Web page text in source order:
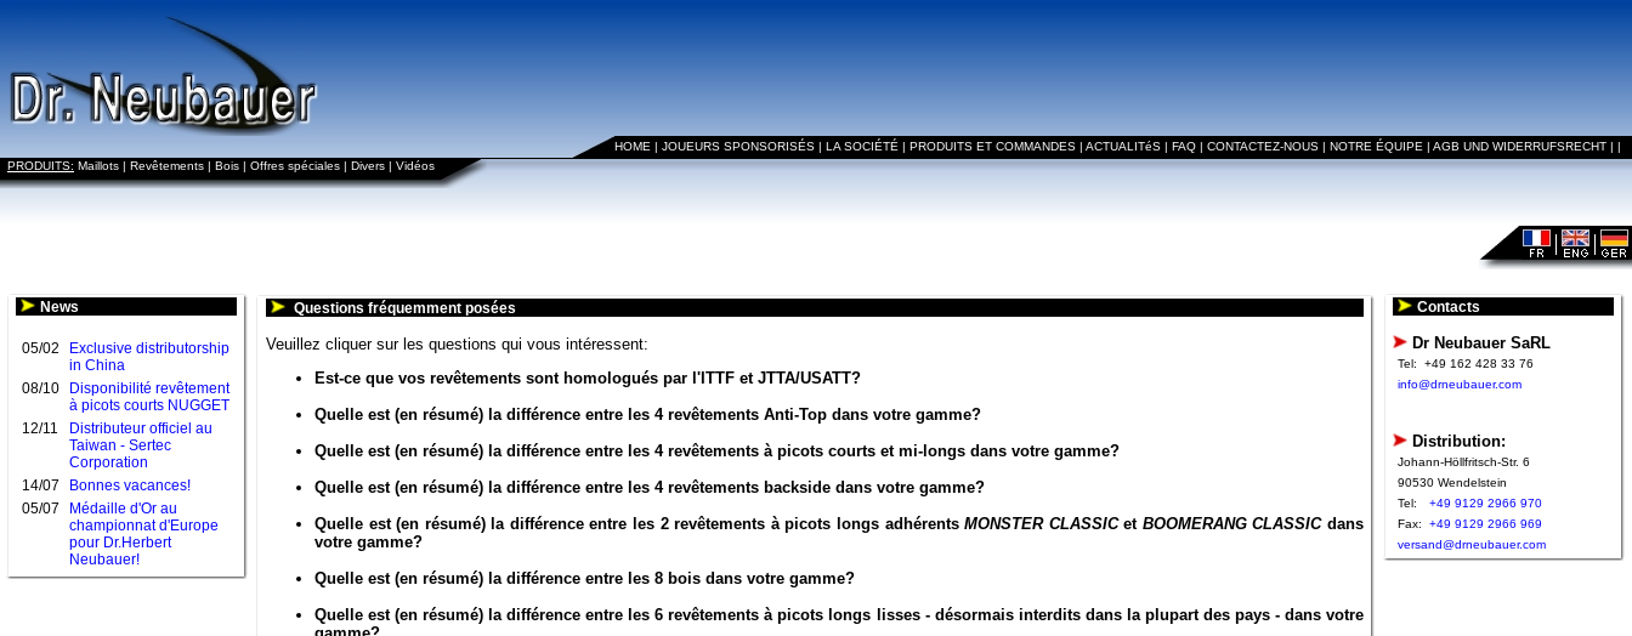
HOME | JOUEURS SPONSORISÉS | LA SOCIÉTÉ | PRODUITS ET COMMANDES | ACTUALITéS | FAQ | CONTACTEZ-NOUS | NOTRE ÉQUIPE | AGB UND WIDERRUFSRECHT | |
PRODUITS: Maillots | Revêtements | Bois | Offres spéciales | Divers | Vidéos
News
05/02
Exclusive distributorship
in China
08/10
Disponibilité revêtement
à picots courts NUGGET
12/11
Distributeur officiel au
Taiwan - Sertec
Corporation
14/07
Bonnes vacances!
05/07
Médaille d'Or au
championnat d'Europe
pour Dr.Herbert
Neubauer!
Questions fréquemment posées
Veuillez cliquer sur les questions qui vous intéressent:
Est-ce que vos revêtements sont homologués par l'ITTF et JTTA/USATT?
Quelle est (en résumé) la différence entre les 4 revêtements Anti-Top dans votre gamme?
Quelle est (en résumé) la différence entre les 4 revêtements à picots courts et mi-longs dans votre gamme?
Quelle est (en résumé) la différence entre les 4 revêtements backside dans votre gamme?
Quelle est (en résumé) la différence entre les 2 revêtements à picots longs adhérentsMONSTER CLASSICet BOOMERANG CLASSICdans
votre gamme?
Quelle est (en résumé) la différence entre les 8 bois dans votre gamme?
Quelle est (en résumé) la différence entre les 6 revêtements à picots longs lisses - désormais interdits dans la plupart des pays - dans votre
Contacts
Dr Neubauer SaRL
Tel:
+49 162 428 33 76
info@drneubauer.com
Distribution:
Johann-Höllfritsch-Str. 6
90530 Wendelstein
Tel:
+49 9129 2966 970
Fax:
+49 9129 2966 969
versand@drneubauer.com